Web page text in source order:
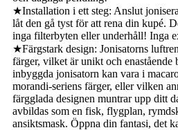
★Installation i ett steg: Anslut
låt den gå tyst för att rena din kupé.
inga filterbyten eller underhåll! Inga
★Färgstark design: Jonisatorns
färger, vilket är unikt och enastående
inbyggda jonisatorn kan vara i
morandi-seriens färger, eller vilken
färgglada designen muntrar upp ditt
avbildas som en fisk, flygplan,
ansiktsmask. Öppna din fantasi, det